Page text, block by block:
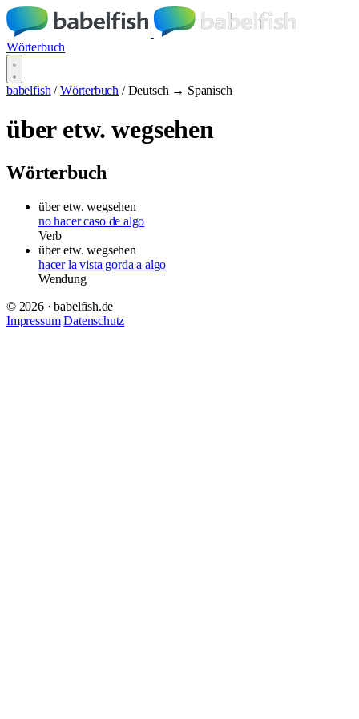
Wörterbuch
babelfish / Wörterbuch / Deutsch → Spanisch
über etw. wegsehen
Wörterbuch
über etw. wegsehen
no hacer caso de algo
Verb
über etw. wegsehen
hacer la vista gorda a algo
Wendung
© 2026 · babelfish.de
Impressum Datenschutz